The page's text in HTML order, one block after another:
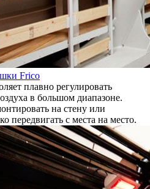
Frico
плавно регулировать
в большом диапазоне.
на стену или
передвигать с места на место.